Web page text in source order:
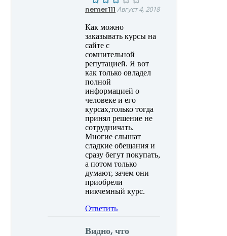
nemer111 Август 4, 2018
Как можно
заказывать курсы на
сайте с
сомнительной
репутацией. Я вот
как только овладел
полной
информацией о
человеке и его
курсах,только тогда
принял решение не
сотрудничать.
Многие слышат
сладкие обещания и
сразу бегут покупать,
а потом только
думают, зачем они
приобрели
никчемный курс.
Ответить
Видно, что